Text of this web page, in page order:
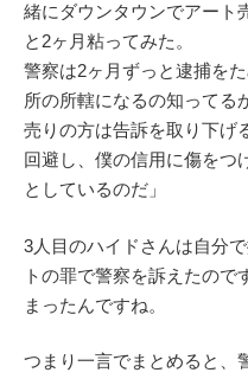
緒にダウンタウンでアート
と2ヶ月粘ってみた。
警察は2ヶ月ずっと逮捕を
所の所轄になるの知ってる
売りの方は告訴を取り下げ
回避し、僕の信用に傷をつ
としているのだ」
3人目のハイドさんは自分
トの罪で警察を訴えたので
まったんですね。
つまり一言でまとめると、